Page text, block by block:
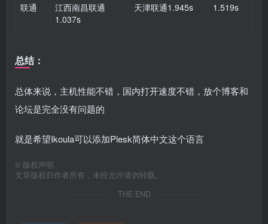
联通
江西南昌联通
1.037s
天津联通1.945s 1.519s
总结：
总体来说，主机性能不错，国内打开速度不错，放个博客和
论坛是完全没有问题的
就是希望Ikoula可以添加Plesk简体中文这个语言
© 版权声明
文章版权归作者所有，未经允许请勿转载。
THE END